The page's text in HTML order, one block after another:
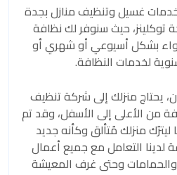
غسيل وتنظيف منازل بجدة
توكلينز، حيث سنوفر لك نظافة
بشكل أسيوعي أو شهري أو
لخدمات النظافة.
يحتاج منزلك إلى شركة تنظيف
من الأعلى إلى الأسفل، وقد تم
منزلك مُتألق وكأنه جديد
لدينا التعامل مع جميع أعمال
والحمامات وحتى غرف المعيشة